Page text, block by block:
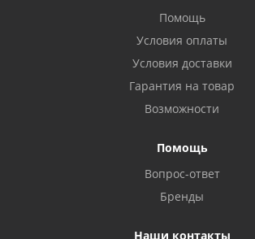
Помощь
Условия оплаты
Условия доставки
Гарантия на товар
Возможности
Помощь
Вопрос-ответ
Бренды
Наши контакты